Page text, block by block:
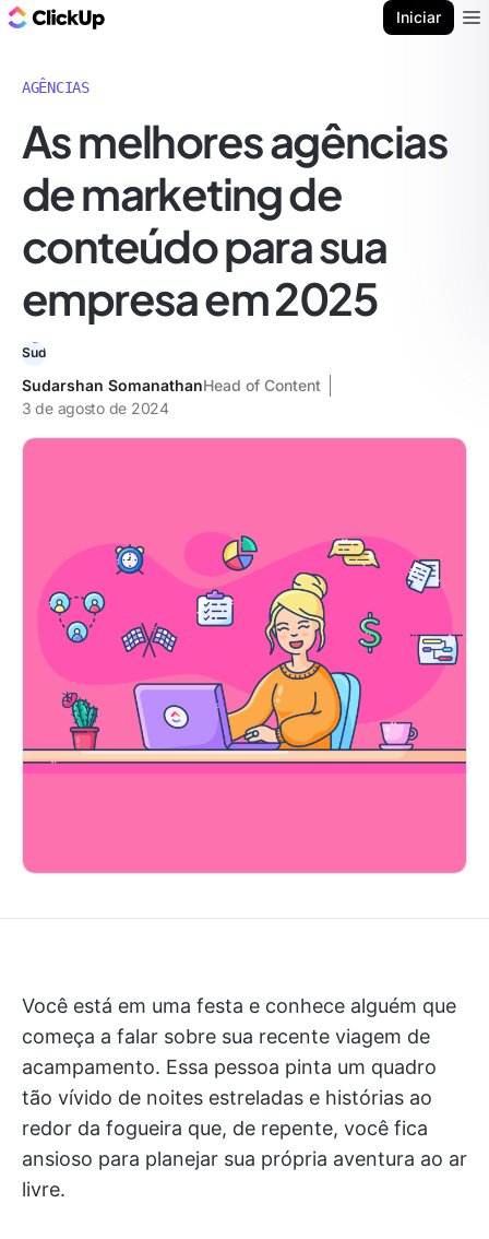
Iniciar
AGÊNCIAS
As melhores agências
de marketing de
conteúdo para sua
empresa em 2025
Sudarshan SomanathanHead of Content
3 de agosto de 2024
Você está em uma festa e conhece alguém que
começa a falar sobre sua recente viagem de
acampamento. Essa pessoa pinta um quadro
tão vívido de noites estreladas e histórias ao
redor da fogueira que, de repente, você fica
ansioso para planejar sua própria aventura ao ar
livre.